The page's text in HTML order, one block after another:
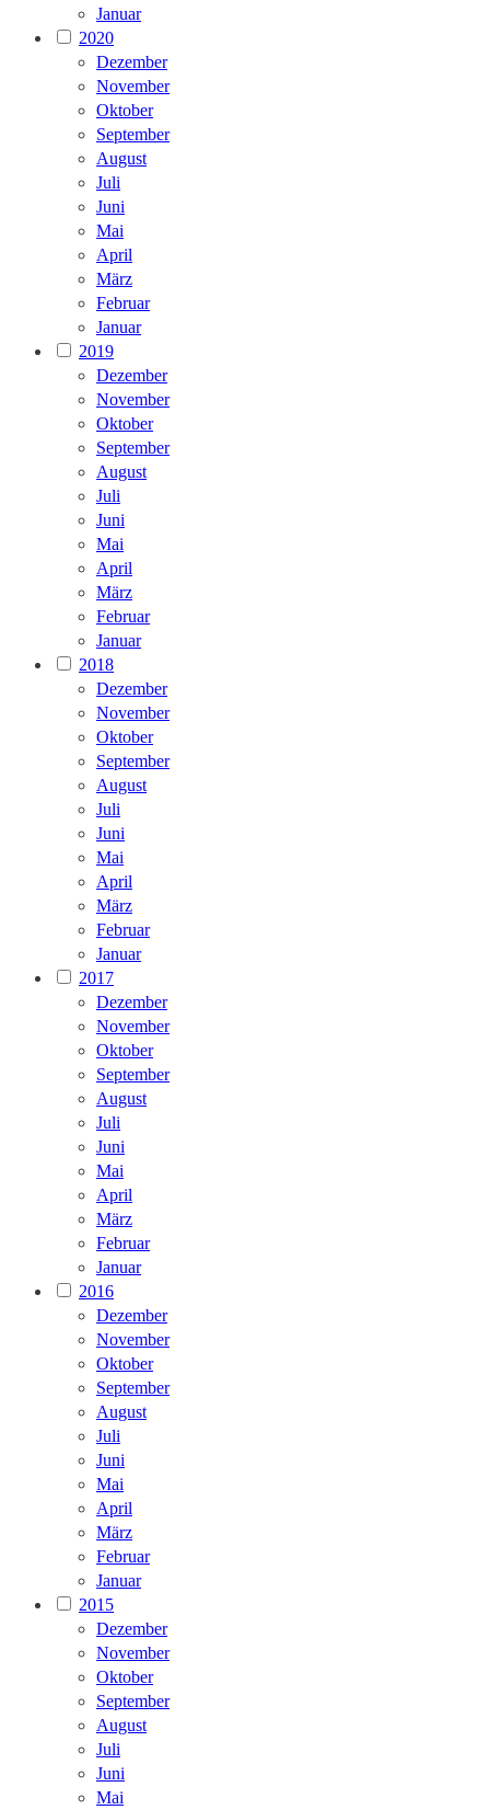
Januar
2020
Dezember
November
Oktober
September
August
Juli
Juni
Mai
April
März
Februar
Januar
2019
Dezember
November
Oktober
September
August
Juli
Juni
Mai
April
März
Februar
Januar
2018
Dezember
November
Oktober
September
August
Juli
Juni
Mai
April
März
Februar
Januar
2017
Dezember
November
Oktober
September
August
Juli
Juni
Mai
April
März
Februar
Januar
2016
Dezember
November
Oktober
September
August
Juli
Juni
Mai
April
März
Februar
Januar
2015
Dezember
November
Oktober
September
August
Juli
Juni
Mai